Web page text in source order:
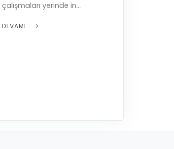
çalışmaları yerinde in...
DEVAMI...